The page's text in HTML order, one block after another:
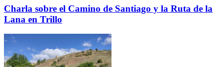
Charla sobre el Camino de Santiago y la Ruta de la
Lana en Trillo